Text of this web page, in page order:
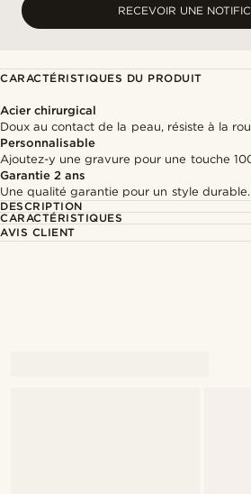
RECEVOIR UNE
CARACTÉRISTIQUES DU PRODUIT
Acier chirurgical
Doux au contact de la peau, résiste à la
Personnalisable
Ajoutez-y une gravure pour une touche
Garantie 2 ans
Une qualité garantie pour un style durable.
DESCRIPTION
CARACTÉRISTIQUES
AVIS CLIENT